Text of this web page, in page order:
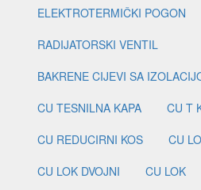
ELEKTROTERMIČKI POGON
RADIJATORSKI VENTIL
BAKRENE CIJEVI SA
CU TESNILNA KAPA
CU T
CU REDUCIRNI KOS
CU
CU LOK DVOJNI
CU LOK